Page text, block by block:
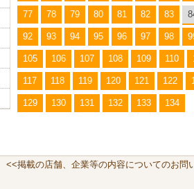
77 78 79 80 81 82 83
92 93 94 95 96 97 98
105 106 107 108 109 110
117 118 119 120 121 122
129 130 131 132 133 134
<<掲載の店舗、企業等の内容についてのお